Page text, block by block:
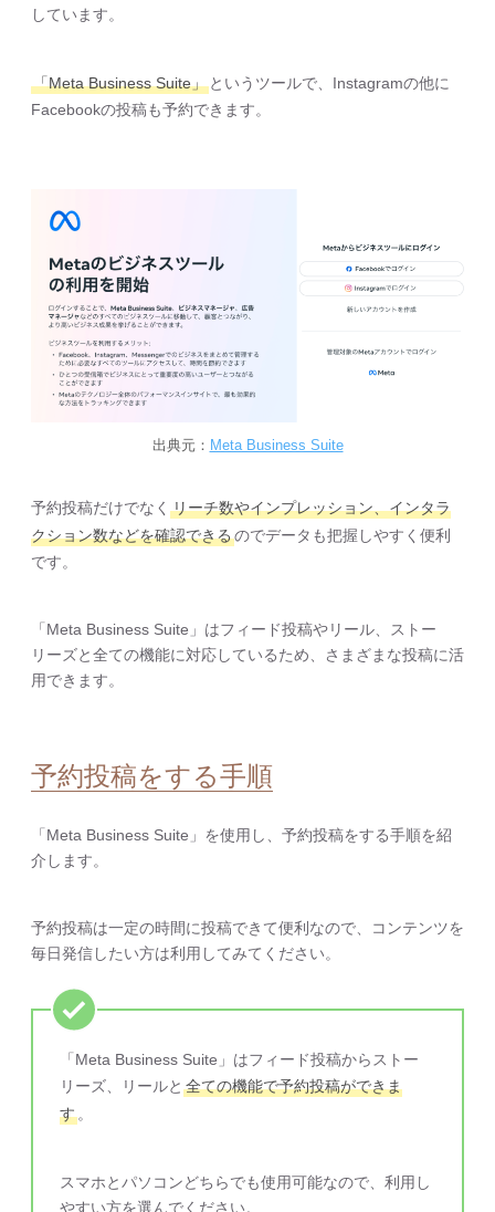
しています。
「Meta Business Suite」 というツールで、Instagramの他に
Facebookの投稿も予約できます。
出典元： Meta Business Suite
予約投稿だけでなく リーチ数やインプレッション、インタラ
クション数などを確認できるのでデータも把握しやすく便利
です。
「Meta Business Suite」はフィード投稿やリール、ストー
リーズと全ての機能に対応しているため、さまざまな投稿に活
用できます。
予約投稿をする手順
「Meta Business Suite」を使用し、予約投稿をする手順を紹
介します。
予約投稿は一定の時間に投稿できて便利なので、コンテンツを
毎日発信したい方は利用してみてください。
「Meta Business Suite」はフィード投稿からストー
リーズ、リールと全ての機能で予約投稿ができま
す 。
スマホとパソコンどちらでも使用可能なので、利用し
やすい方を選んでください。